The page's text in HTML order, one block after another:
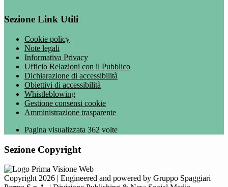
Sezione Link Utili
Cookie policy
Note legali
Informativa Privacy
Ufficio Relazioni con il Pubblico
Dichiarazione di accessibilità
Obiettivi di accessibilità
Whistleblowing
Gestione consensi cookie
Amministrazione trasparente
Pagina visualizzata 362 volte
Sezione Copyright
Copyright 2026 | Engineered and powered by Gruppo Spaggiari